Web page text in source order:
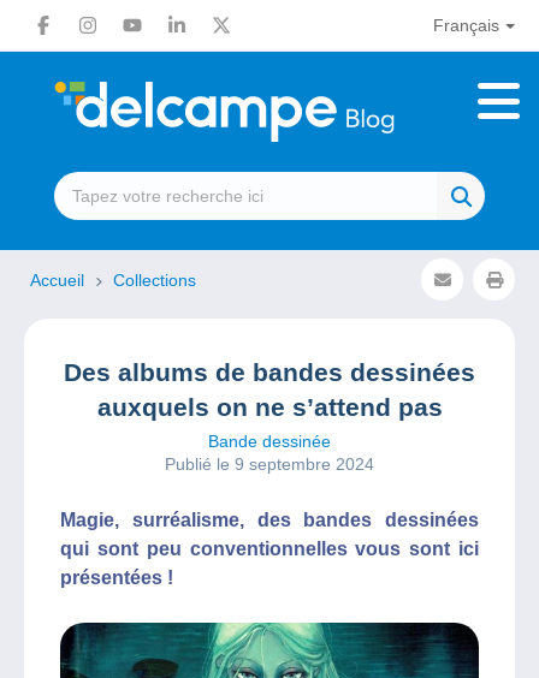
Français
Accueil Collections
Des albums de bandes dessinées
auxquels on ne s’attend pas
Bande dessinée
Publié le 9 septembre 2024
Magie, surréalisme, des bandes dessinées
qui sont peu conventionnelles vous sont ici
présentées !